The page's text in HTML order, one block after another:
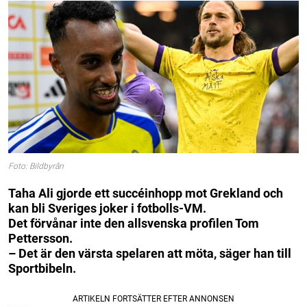
Foto: Bildbyrån
Taha Ali gjorde ett succéinhopp mot Grekland och
kan bli Sveriges joker i fotbolls-VM.
Det förvånar inte den allsvenska profilen Tom
Pettersson.
– Det är den värsta spelaren att möta, säger han till
Sportbibeln.